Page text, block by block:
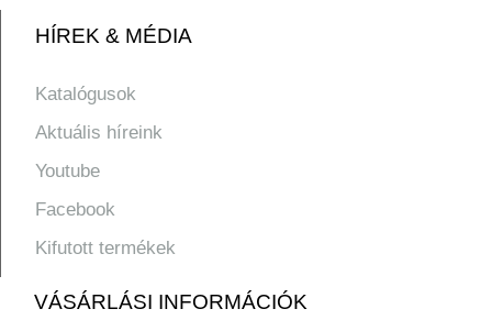
HÍREK & MÉDIA
Katalógusok
Aktuális híreink
Youtube
Facebook
Kifutott termékek
VÁSÁRLÁSI INFORMÁCIÓK